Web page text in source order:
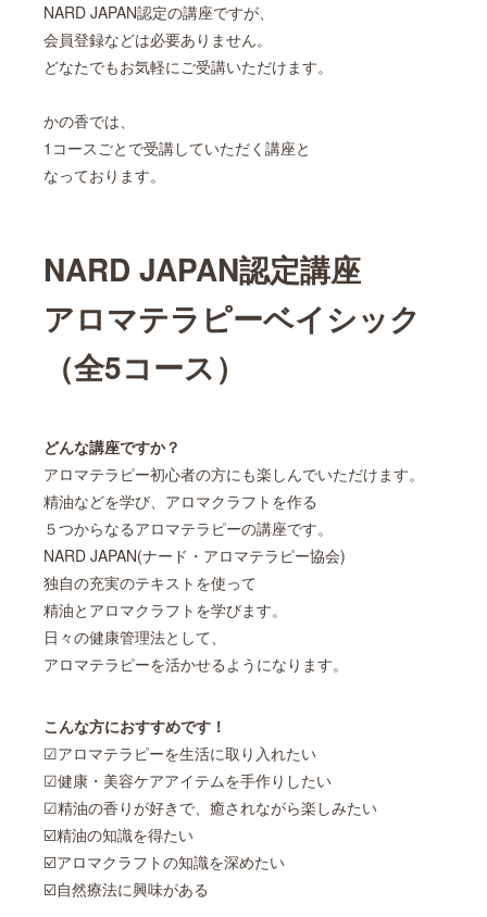
NARD JAPAN認定の講座ですが、
会員登録などは必要ありません。
どなたでもお気軽にご受講いただけます。
かの香では、
1コースごとで受講していただく講座と
なっております。
NARD JAPAN認定講座
アロマテラピーベイシック
（全5コース）
どんな講座ですか？
アロマテラピー初心者の方にも楽しんでいただけます。
精油などを学び、アロマクラフトを作る
５つからなるアロマテラピーの講座です。
NARD JAPAN(ナード・アロマテラピー協会)
独自の充実のテキストを使って
精油とアロマクラフトを学びます。
日々の健康管理法として、
アロマテラピーを活かせるようになります。
こんな方におすすめです！
☑アロマテラピーを生活に取り入れたい
☑健康・美容ケアアイテムを手作りしたい
☑精油の香りが好きで、癒されながら楽しみたい
☑️精油の知識を得たい
☑️アロマクラフトの知識を深めたい
☑️自然療法に興味がある